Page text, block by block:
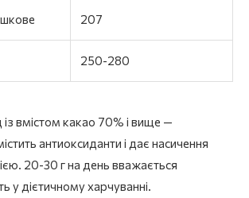
207
250-280
вмістом какао 70% і вище —
антиоксиданти і дає насичення
20-30 г на день вважається
у дієтичному харчуванні.